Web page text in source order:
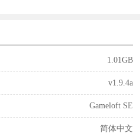
1.01GB
v1.9.4a
Gameloft SE
简体中文